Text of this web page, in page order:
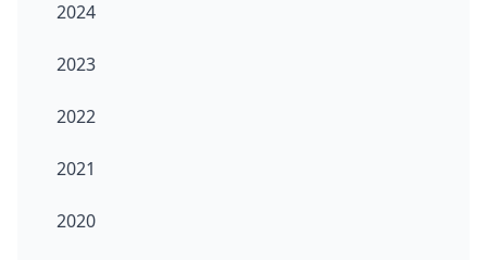
2024
2023
2022
2021
2020